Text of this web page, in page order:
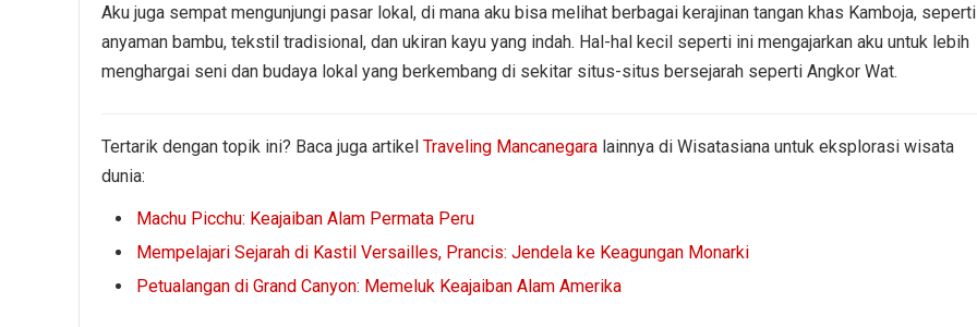
Aku juga sempat mengunjungi pasar lokal, di mana aku bisa melihat berbagai kerajinan tangan khas Kamboja, seperti
anyaman bambu, tekstil tradisional, dan ukiran kayu yang indah. Hal-hal kecil seperti ini mengajarkan aku untuk lebih
menghargai seni dan budaya lokal yang berkembang di sekitar situs-situs bersejarah seperti Angkor Wat.
Tertarik dengan topik ini? Baca juga artikel Traveling Mancanegara lainnya di Wisatasiana untuk eksplorasi wisata
dunia:
Machu Picchu: Keajaiban Alam Permata Peru
Mempelajari Sejarah di Kastil Versailles, Prancis: Jendela ke Keagungan Monarki
Petualangan di Grand Canyon: Memeluk Keajaiban Alam Amerika